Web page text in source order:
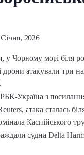
2026
у Чорному морі біля
дрони атакували три
Україна з
атака сталась
Каспійського
судна Delta